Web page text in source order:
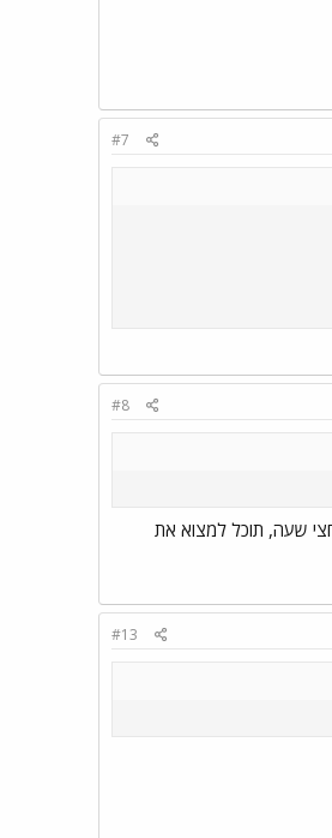
#7
#8
שעה, תוכל למצוא את
#13